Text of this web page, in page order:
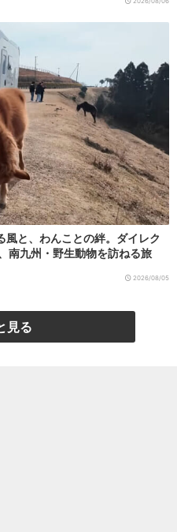
風と、わんことの絆。ダイレク
南九州・野生動物を訪ねる旅
2026/08/05
見る